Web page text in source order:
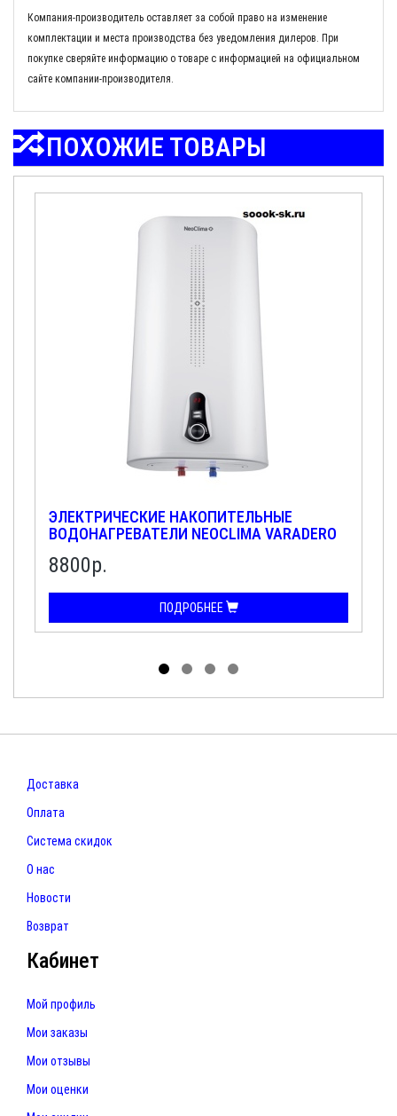
Компания-производитель оставляет за собой право на изменение
комплектации и места производства без уведомления дилеров. При
покупке сверяйте информацию о товаре с информацией на официальном
сайте компании-производителя.
ПОХОЖИЕ ТОВАРЫ
ЭЛЕКТРИЧЕСКИЕ НАКОПИТЕЛЬНЫЕ
ВОДОНАГРЕВАТЕЛИ NEOCLIMA VARADERO
8800р.
ПОДРОБНЕЕ
Доставка
Оплата
Система скидок
О нас
Новости
Возврат
Кабинет
Мой профиль
Мои заказы
Мои отзывы
Мои оценки